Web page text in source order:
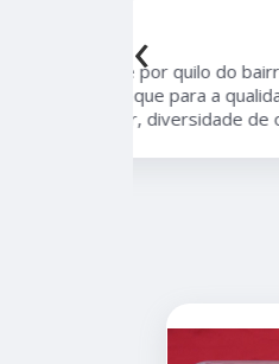
Tem comida
e saudável.
‹